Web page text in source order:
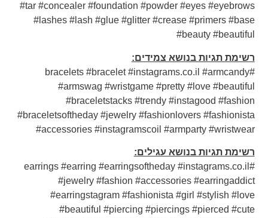
#tar #concealer #foundation #powder #eyes #eyebrows
#lashes #lash #glue #glitter #crease #primers #base
#beauty #beautiful
רשימת תגיות בנושא צמידים:
#bracelets #bracelet #instagrams.co.il #armcandy
#armswag #wristgame #pretty #love #beautiful
#braceletstacks #trendy #instagood #fashion
#braceletsoftheday #jewelry #fashionlovers #fashionista
#accessories #instagramscoil #armparty #wristwear
רשימת תגיות בנושא עגילים:
#earrings #earring #earringsoftheday #instagrams.co.il
#jewelry #fashion #accessories #earringaddict
#earringstagram #fashionista #girl #stylish #love
#beautiful #piercing #piercings #pierced #cute